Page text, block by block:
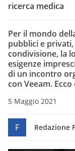
ricerca medica
Per il mondo
pubblici e privati,
condivisione, la
esigenze
di un incontro
con Veeam.
5 Maggio 2021
F Redazione